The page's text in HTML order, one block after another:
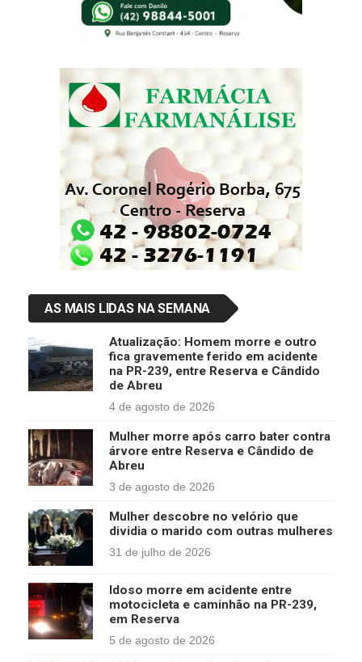
AS MAIS LIDAS NA SEMANA
Atualização: Homem morre e outro
fica gravemente ferido em acidente
na PR-239, entre Reserva e Cândido
de Abreu
4 de agosto de 2026
Mulher morre após carro bater contra
árvore entre Reserva e Cândido de
Abreu
3 de agosto de 2026
Mulher descobre no velório que
dividia o marido com outras mulheres
31 de julho de 2026
Idoso morre em acidente entre
motocicleta e caminhão na PR-239,
em Reserva
5 de agosto de 2026